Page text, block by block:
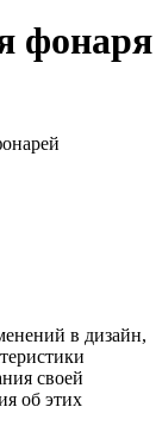
фонаря
в дизайн,
своей
об этих